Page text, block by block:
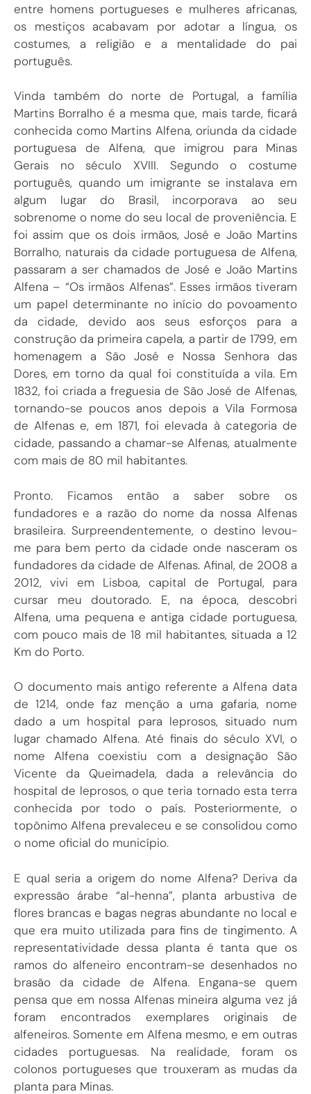
entre homens portugueses e mulheres africanas,
os mestiços acabavam por adotar a língua, os
costumes, a religião e a mentalidade do pai
português.
Vinda também do norte de Portugal, a família
Martins Borralho é a mesma que, mais tarde, ficará
conhecida como Martins Alfena, oriunda da cidade
portuguesa de Alfena, que imigrou para Minas
Gerais no século XVIII. Segundo o costume
português, quando um imigrante se instalava em
algum lugar do Brasil, incorporava ao seu
sobrenome o nome do seu local de proveniência. E
foi assim que os dois irmãos, José e João Martins
Borralho, naturais da cidade portuguesa de Alfena,
passaram a ser chamados de José e João Martins
Alfena – “Os irmãos Alfenas”. Esses irmãos tiveram
um papel determinante no início do povoamento
da cidade, devido aos seus esforços para a
construção da primeira capela, a partir de 1799, em
homenagem a São José e Nossa Senhora das
Dores, em torno da qual foi constituída a vila. Em
1832, foi criada a freguesia de São José de Alfenas,
tornando-se poucos anos depois a Vila Formosa
de Alfenas e, em 1871, foi elevada à categoria de
cidade, passando a chamar-se Alfenas, atualmente
com mais de 80 mil habitantes.
Pronto. Ficamos então a saber sobre os
fundadores e a razão do nome da nossa Alfenas
brasileira. Surpreendentemente, o destino levou-
me para bem perto da cidade onde nasceram os
fundadores da cidade de Alfenas. Afinal, de 2008 a
2012, vivi em Lisboa, capital de Portugal, para
cursar meu doutorado. E, na época, descobri
Alfena, uma pequena e antiga cidade portuguesa,
com pouco mais de 18 mil habitantes, situada a 12
Km do Porto.
O documento mais antigo referente a Alfena data
de 1214, onde faz menção a uma gafaria, nome
dado a um hospital para leprosos, situado num
lugar chamado Alfena. Até finais do século XVI, o
nome Alfena coexistiu com a designação São
Vicente da Queimadela, dada a relevância do
hospital de leprosos, o que teria tornado esta terra
conhecida por todo o país. Posteriormente, o
topônimo Alfena prevaleceu e se consolidou como
o nome oficial do município.
E qual seria a origem do nome Alfena? Deriva da
expressão árabe “al-henna”, planta arbustiva de
flores brancas e bagas negras abundante no local e
que era muito utilizada para fins de tingimento. A
representatividade dessa planta é tanta que os
ramos do alfeneiro encontram-se desenhados no
brasão da cidade de Alfena. Engana-se quem
pensa que em nossa Alfenas mineira alguma vez já
foram encontrados exemplares originais de
alfeneiros. Somente em Alfena mesmo, e em outras
cidades portuguesas. Na realidade, foram os
colonos portugueses que trouxeram as mudas da
planta para Minas.